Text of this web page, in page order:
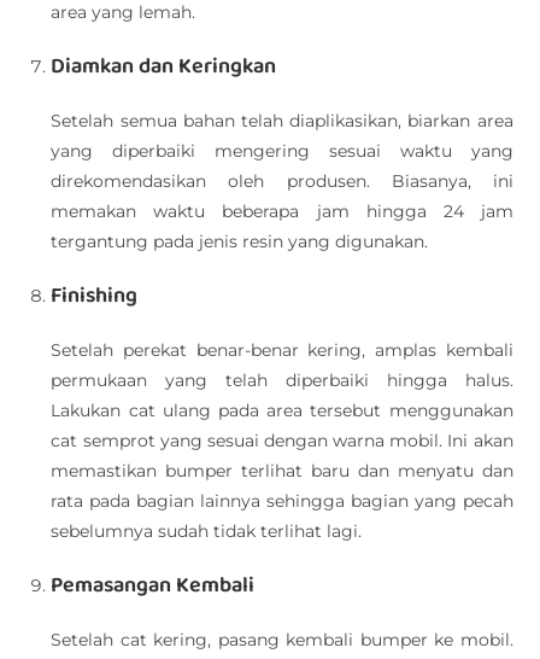
area yang lemah.
Diamkan dan Keringkan
Setelah semua bahan telah diaplikasikan, biarkan area
yang diperbaiki mengering sesuai waktu yang
direkomendasikan oleh produsen. Biasanya, ini
memakan waktu beberapa jam hingga 24 jam
tergantung pada jenis resin yang digunakan.
Finishing
Setelah perekat benar-benar kering, amplas kembali
permukaan yang telah diperbaiki hingga halus.
Lakukan cat ulang pada area tersebut menggunakan
cat semprot yang sesuai dengan warna mobil. Ini akan
memastikan bumper terlihat baru dan menyatu dan
rata pada bagian lainnya sehingga bagian yang pecah
sebelumnya sudah tidak terlihat lagi.
Pemasangan Kembali
Setelah cat kering, pasang kembali bumper ke mobil.